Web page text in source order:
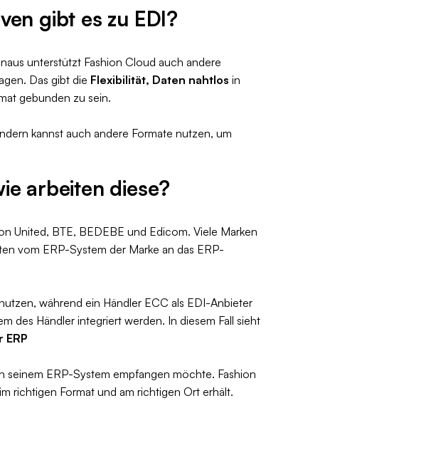
gibt es zu EDI?
unterstützt Fashion Cloud auch andere
Das gibt die Flexibilität, Daten nahtlos in
gebunden zu sein.
kannst auch andere Formate nutzen, um
arbeiten diese?
United, BTE, BEDEBE und Edicom. Viele Marken
vom ERP-System der Marke an das ERP-
während ein Händler ECC als EDI-Anbieter
des Händler integriert werden. In diesem Fall sieht
seinem ERP-System empfangen möchte. Fashion
richtigen Format und am richtigen Ort erhält.